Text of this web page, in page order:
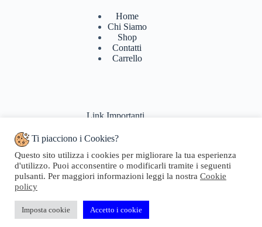
Home
Chi Siamo
Shop
Contatti
Carrello
Link Importanti
Politiche di Reso
Pagamenti & Spedizioni
Termini di utilizzo
Cookie Policy
Domande Frequenti
Copyright © 2024 Geosta di Longhi Rita - Web powered by
Ti piacciono i Cookies?
Questo sito utilizza i cookies per migliorare la tua esperienza
d'utilizzo. Puoi acconsentire o modificarli tramite i seguenti
pulsanti. Per maggiori informazioni leggi la nostra Cookie
policy
Imposta cookie Accetto i cookie